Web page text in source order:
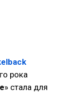
рока
» стала для